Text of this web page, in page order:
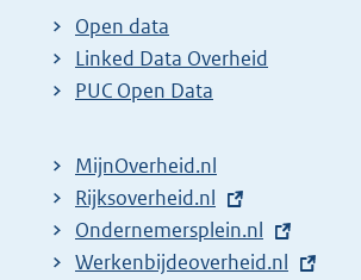
t
e
r
l
i
n
k
Open data
Linked Data Overheid
PUC Open Data
MijnOverheid.nl
E
x
t
Rijksoverheid.nl
E
x
Ondernemersplein.nl
E
Werkenbijdeoverheid.nl